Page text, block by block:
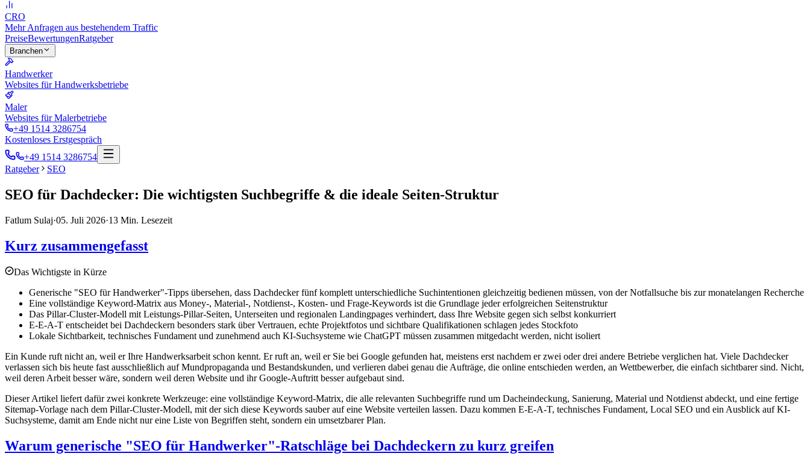
CRO
Mehr Anfragen aus bestehendem Traffic
PreiseBewertungenRatgeber
Branchen
Handwerker
Websites für Handwerksbetriebe
Maler
Websites für Malerbetriebe
+49 1514 3286754
Kostenloses Erstgespräch
+49 1514 3286754
Ratgeber
SEO
SEO für Dachdecker: Die wichtigsten Suchbegriffe & die ideale Seiten-Struktur
Fatlum Sulaj·05. Juli 2026·13 Min. Lesezeit
Kurz zusammengefasst
Das Wichtigste in Kürze
Generische "SEO für Handwerker"-Tipps übersehen, dass Dachdecker fünf komplett unterschiedliche Suchintentionen gleichzeitig bedienen müssen, von der Notfallsuche bis zur monatelangen Recherche
Eine vollständige Keyword-Matrix aus Money-, Material-, Notdienst-, Kosten- und Frage-Keywords ist die Grundlage jeder erfolgreichen Seitenstruktur
Das Pillar-Cluster-Modell mit Leistungs-Pillar-Seiten, Unterseiten und regionalen Landingpages verhindert, dass Ihre Website gegen sich selbst konkurriert
E-E-A-T entscheidet bei Dachdeckern besonders stark über Vertrauen, echte Projektfotos und sichtbare Qualifikationen schlagen jedes Stockfoto
Lokale Sichtbarkeit, technisches Fundament und zunehmend auch KI-Suchsysteme wie ChatGPT müssen zusammen mitgedacht werden, nicht isoliert
Ein Kunde ruft nicht an, weil er Ihre Handwerksarbeit schon kennt. Er ruft an, weil er Sie bei Google gefunden hat, meistens erst nachdem er zwei oder drei andere Betriebe verglichen hat. Viele Dachdecker
verlassen sich bis heute fast ausschließlich auf Mundpropaganda und Bestandskunden, und verlieren dabei genau die Aufträge, die online entschieden werden, an Wettbewerber, die einfach sichtbarer sind. Nicht,
weil deren Arbeit besser wäre, sondern weil deren Website und ihr Google-Auftritt besser aufgebaut sind.
Dieser Artikel liefert dafür zwei konkrete Werkzeuge: eine vollständige Keyword-Matrix, die alle relevanten Suchbegriffe rund um Dacheindeckung, Sanierung, Material und Notdienst abdeckt, und eine fertige
Sitemap-Vorlage nach dem Pillar-Cluster-Modell, mit der sich diese Keywords sauber auf eine Website verteilen lassen. Dazu kommen E-E-A-T, technisches Fundament, Local SEO und ein Ausblick auf KI-
Suchsysteme, damit am Ende nicht nur eine Liste von Begriffen steht, sondern ein umsetzbarer Plan.
Warum generische "SEO für Handwerker"-Ratschläge bei Dachdeckern zu kurz greifen